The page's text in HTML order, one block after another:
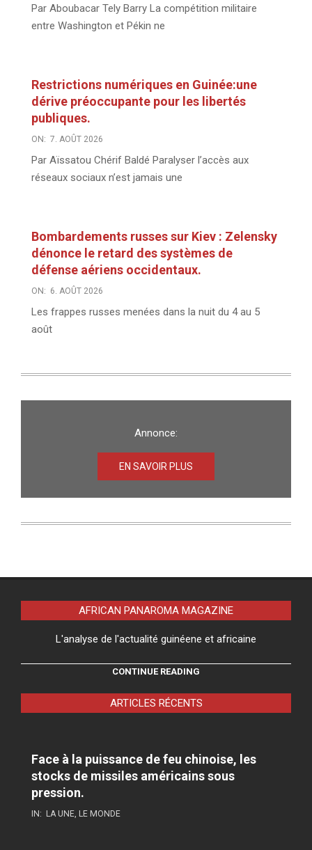
Par Aboubacar Tely Barry La compétition militaire
entre Washington et Pékin ne
Restrictions numériques en Guinée:une
dérive préoccupante pour les libertés
publiques.
ON: 7. AOÛT 2026
Par Aïssatou Chérif Baldé Paralyser l’accès aux
réseaux sociaux n’est jamais une
Bombardements russes sur Kiev : Zelensky
dénonce le retard des systèmes de
défense aériens occidentaux.
ON: 6. AOÛT 2026
Les frappes russes menées dans la nuit du 4 au 5
août
Annonce:
EN SAVOIR PLUS
AFRICAN PANAROMA MAGAZINE
L'analyse de l'actualité guinéene et africaine
CONTINUE READING
ARTICLES RÉCENTS
Face à la puissance de feu chinoise, les
stocks de missiles américains sous
pression.
IN: LA UNE LE MONDE